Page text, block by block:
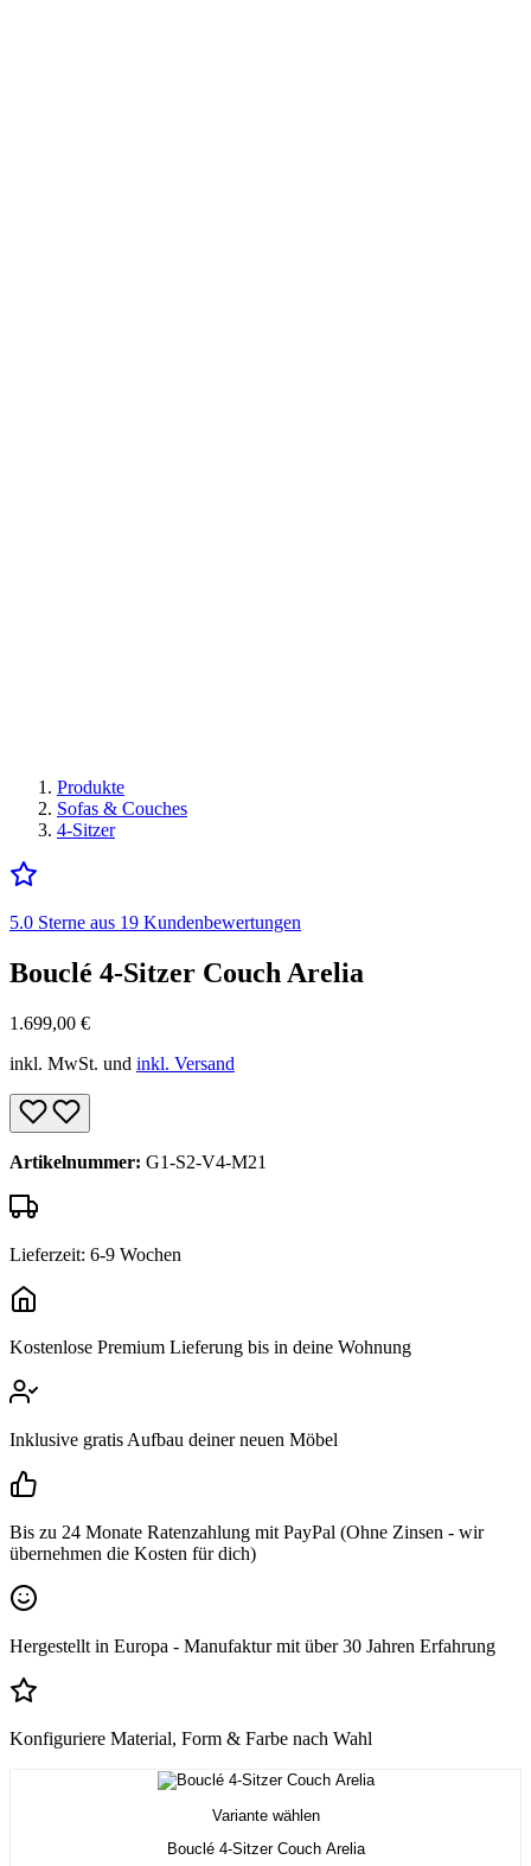
Produkte
Sofas & Couches
4-Sitzer
5.0 Sterne aus 19 Kundenbewertungen
Bouclé 4-Sitzer Couch Arelia
1.699,00 €
inkl. MwSt. und inkl. Versand
Artikelnummer: G1-S2-V4-M21
Lieferzeit: 6-9 Wochen
Kostenlose Premium Lieferung bis in deine Wohnung
Inklusive gratis Aufbau deiner neuen Möbel
Bis zu 24 Monate Ratenzahlung mit PayPal (Ohne Zinsen - wir
übernehmen die Kosten für dich)
Hergestellt in Europa - Manufaktur mit über 30 Jahren Erfahrung
Konfiguriere Material, Form & Farbe nach Wahl
Variante wählen
Bouclé 4-Sitzer Couch Arelia